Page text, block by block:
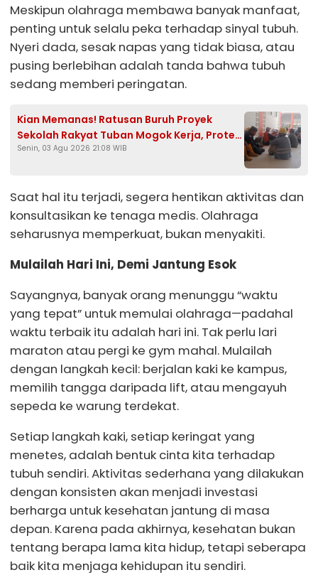
Meskipun olahraga membawa banyak manfaat,
penting untuk selalu peka terhadap sinyal tubuh.
Nyeri dada, sesak napas yang tidak biasa, atau
pusing berlebihan adalah tanda bahwa tubuh
sedang memberi peringatan.
Kian Memanas! Ratusan Buruh Proyek
Sekolah Rakyat Tuban Mogok Kerja, Protes
Upah Tertunggak Hampir Sebulan
Senin, 03 Agu 2026 21:08 WIB
Saat hal itu terjadi, segera hentikan aktivitas dan
konsultasikan ke tenaga medis. Olahraga
seharusnya memperkuat, bukan menyakiti.
Mulailah Hari Ini, Demi Jantung Esok
Sayangnya, banyak orang menunggu “waktu
yang tepat” untuk memulai olahraga—padahal
waktu terbaik itu adalah hari ini. Tak perlu lari
maraton atau pergi ke gym mahal. Mulailah
dengan langkah kecil: berjalan kaki ke kampus,
memilih tangga daripada lift, atau mengayuh
sepeda ke warung terdekat.
Setiap langkah kaki, setiap keringat yang
menetes, adalah bentuk cinta kita terhadap
tubuh sendiri. Aktivitas sederhana yang dilakukan
dengan konsisten akan menjadi investasi
berharga untuk kesehatan jantung di masa
depan. Karena pada akhirnya, kesehatan bukan
tentang berapa lama kita hidup, tetapi seberapa
baik kita menjaga kehidupan itu sendiri.